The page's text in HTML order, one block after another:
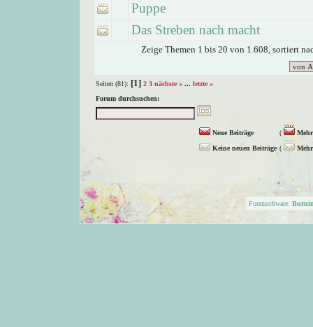
Puppe
Das Streben nach macht
Zeige Themen 1 bis 20 von 1.608, sortiert
Seiten (81): [1] 2 3 nächste » ... letzte »
Forum durchsuchen:
Neue Beiträge (
Keine neuen Beiträge (
Forensoftware: